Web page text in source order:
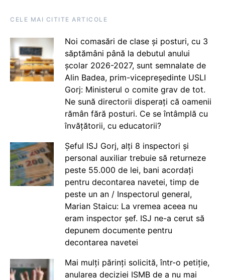
CELE MAI CITITE ARTICOLE
Noi comasări de clase și posturi, cu 3
săptămâni până la debutul anului
școlar 2026-2027, sunt semnalate de
Alin Badea, prim-vicepreședinte USLI
Gorj: Ministerul o comite grav de tot.
Ne sună directorii disperați că oamenii
rămân fără posturi. Ce se întâmplă cu
învățătorii, cu educatorii?
Șeful ISJ Gorj, alți 8 inspectori și
personal auxiliar trebuie să returneze
peste 55.000 de lei, bani acordați
pentru decontarea navetei, timp de
peste un an / Inspectorul general,
Marian Staicu: La vremea aceea nu
eram inspector șef. ISJ ne-a cerut să
depunem documente pentru
decontarea navetei
Mai mulți părinți solicită, într-o petiție,
anularea deciziei ISMB de a nu mai